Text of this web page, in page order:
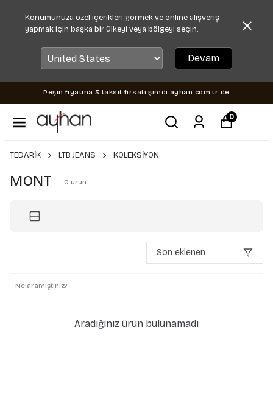
Konumunuza özel içerikleri görmek ve online alışveriş
yapmak için başka bir ülkeyi veya bölgeyi seçin.
Devam
Peşin fiyatına 3 taksit fırsatı şimdi ayhan.com.tr de
0
TEDARİK LTB JEANS KOLEKSİYON
MONT 0 ürün
Son eklenen
Aradığınız ürün bulunamadı